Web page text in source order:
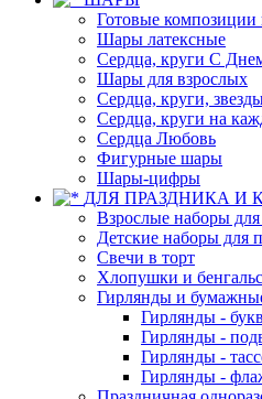
Готовые композиции
Шары латексные
Сердца, круги С
Шары для взрослых
Сердца, круги,
Сердца, круги на
Сердца Любовь
Фигурные шары
Шары-цифры
ДЛЯ ПРАЗДНИКА И
Взрослые наборы
Детские наборы для
Свечи в торт
Хлопушки и
Гирлянды и
Гирлянды -
Гирлянды -
Гирлянды -
Гирлянды -